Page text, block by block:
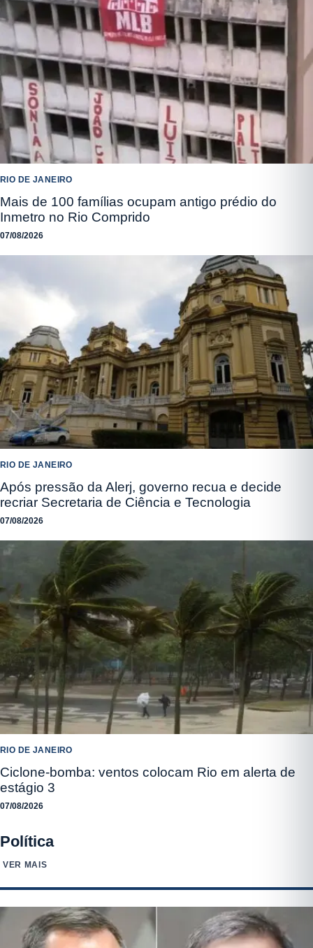
RIO DE JANEIRO
Mais de 100 famílias ocupam antigo prédio do
Inmetro no Rio Comprido
07/08/2026
RIO DE JANEIRO
Após pressão da Alerj, governo recua e decide
recriar Secretaria de Ciência e Tecnologia
07/08/2026
RIO DE JANEIRO
Ciclone-bomba: ventos colocam Rio em alerta de
estágio 3
07/08/2026
Política
VER MAIS